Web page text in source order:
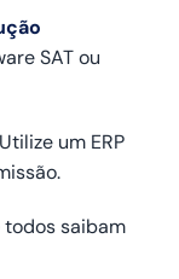
SAT ou
Utilize um ERP
saibam